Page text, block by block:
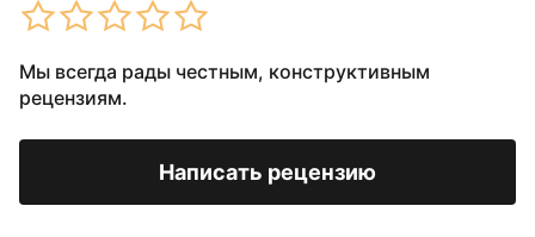
Мы всегда рады честным, конструктивным
рецензиям.
Написать рецензию